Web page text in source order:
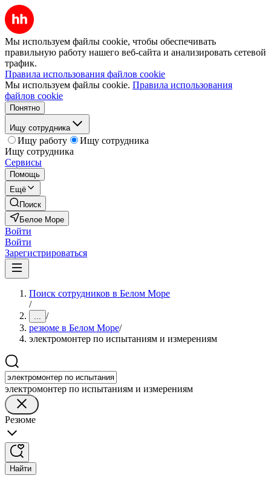
Мы используем файлы cookie, чтобы обеспечивать
правильную работу нашего веб-сайта и анализировать сетевой
трафик.
Правила использования файлов cookie
Мы используем файлы cookie. Правила использования
файлов cookie
Понятно
Ищу сотрудника
Ищу работу
Ищу сотрудника
Ищу сотрудника
Сервисы
Помощь
Ещё
Поиск
Белое Море
Войти
Войти
Зарегистрироваться
Поиск сотрудников в Белом Море
/
... /
резюме в Белом Море/
электромонтер по испытаниям и измерениям
электромонтер по испытаниям и измерениям
Резюме
Найти